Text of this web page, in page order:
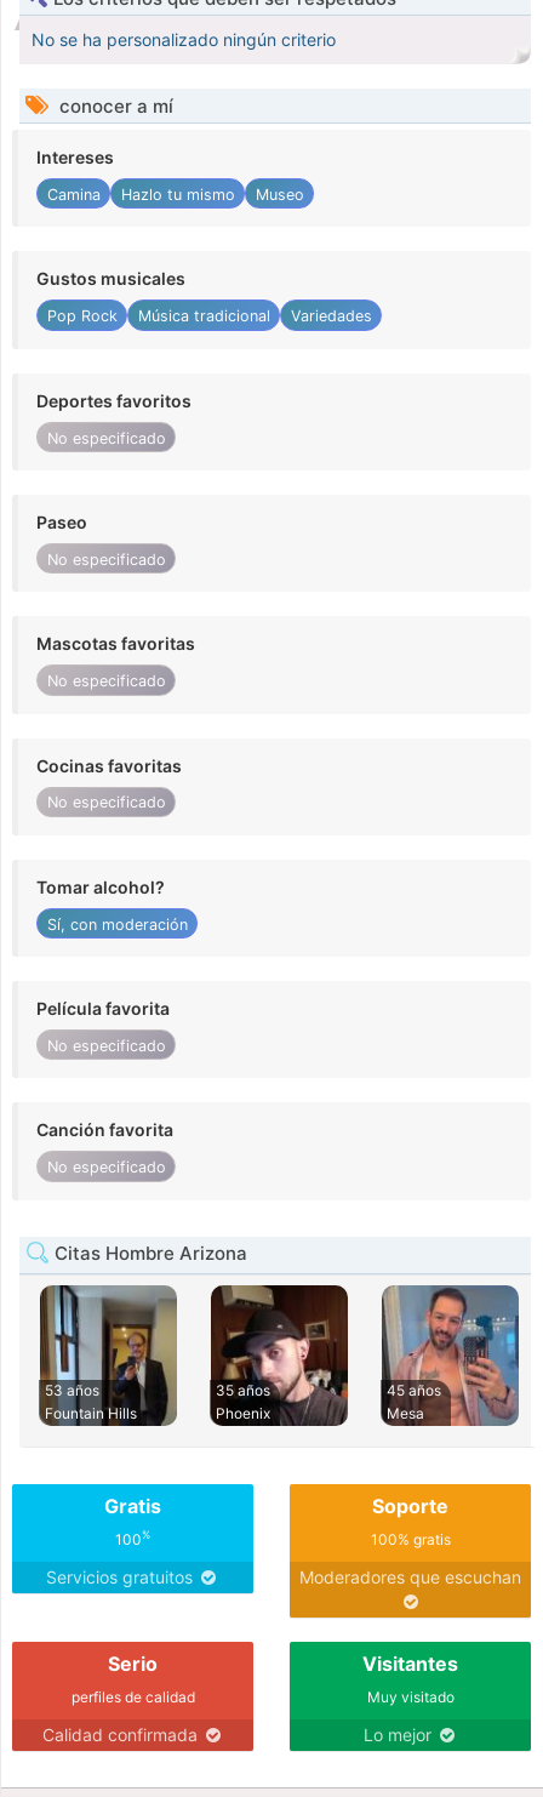
No se ha personalizado ningún criterio
conocer a mí
Intereses
Camina Hazlo tu mismo Museo
Gustos musicales
Pop Rock Música tradicional Variedades
Deportes favoritos
No especificado
Paseo
No especificado
Mascotas favoritas
No especificado
Cocinas favoritas
No especificado
Tomar alcohol?
Sí, con moderación
Película favorita
No especificado
Canción favorita
No especificado
Citas Hombre Arizona
53 años
Fountain Hills
35 años
Phoenix
45 años
Mesa
Gratis
100%
Servicios gratuitos
Soporte
100% gratis
Moderadores que escuchan
Serio
perfiles de calidad
Calidad confirmada
Visitantes
Muy visitado
Lo mejor